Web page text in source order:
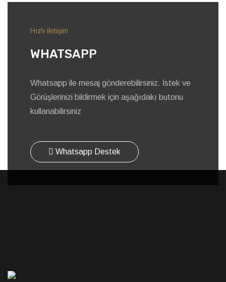
Hızlı iletişim
WHATSAPP
Whatsapp ile mesaj gönderebilirsiniz. İstek ve
Görüşlerinizi bildirmek için aşağıdakı butonu
kullanabilirsiniz
Whatsapp Destek